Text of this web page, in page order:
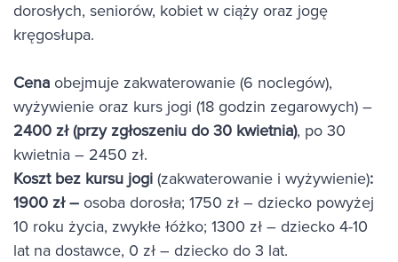
dorosłych, seniorów, kobiet w ciąży oraz jogę
kręgosłupa.
Cena obejmuje zakwaterowanie (6 noclegów),
wyżywienie oraz kurs jogi (18 godzin zegarowych) –
2400 zł (przy zgłoszeniu do 30 kwietnia), po 30
kwietnia – 2450 zł.
Koszt bez kursu jogi (zakwaterowanie i wyżywienie):
1900 zł – osoba dorosła; 1750 zł – dziecko powyżej
10 roku życia, zwykłe łóżko; 1300 zł – dziecko 4-10
lat na dostawce, 0 zł – dziecko do 3 lat.